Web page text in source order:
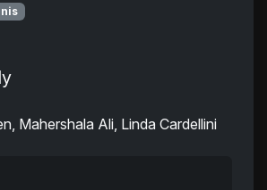
Mahershala Ali, Linda Cardellini